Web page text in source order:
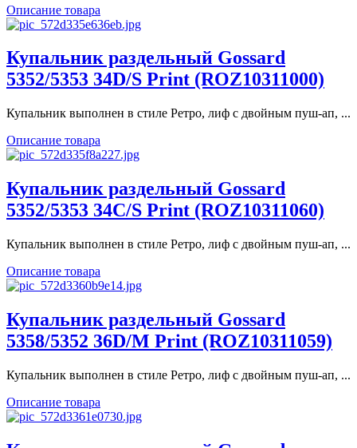
Описание товара
Купальник раздельный Gossard
5352/5353 34D/S Print (ROZ10311000)
Купальник выполнен в стиле Ретро, лиф с двойным пуш-ап, ...
Описание товара
Купальник раздельный Gossard
5352/5353 34C/S Print (ROZ10311060)
Купальник выполнен в стиле Ретро, лиф с двойным пуш-ап, ...
Описание товара
Купальник раздельный Gossard
5358/5352 36D/M Print (ROZ10311059)
Купальник выполнен в стиле Ретро, лиф с двойным пуш-ап, ...
Описание товара